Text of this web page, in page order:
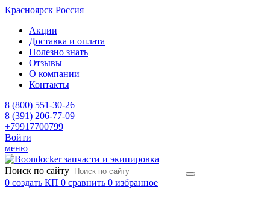
Красноярск Россия
Акции
Доставка и оплата
Полезно знать
Отзывы
О компании
Контакты
8 (800) 551-30-26
8 (391) 206-77-09
+79917700799
Войти
меню
запчасти и экипировка
Поиск по сайту
0 создать КП 0 сравнить 0 избранное